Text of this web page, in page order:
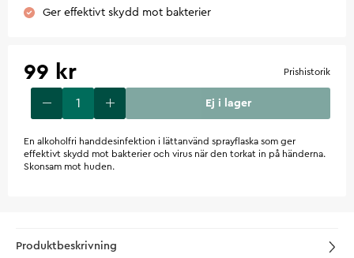
Ger effektivt skydd mot bakterier
99 kr Prishistorik
Ej i lager
En alkoholfri handdesinfektion i lättanvänd sprayflaska som ger
effektivt skydd mot bakterier och virus när den torkat in på händerna.
Skonsam mot huden.
Produktbeskrivning